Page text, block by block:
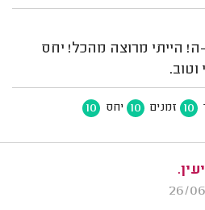
הייתי מרוצה מהכל! יחס
וטוב.
10 זמנים 10 יחס 10